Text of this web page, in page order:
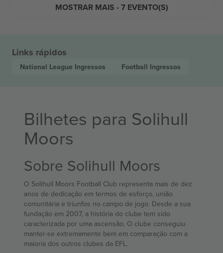
MOSTRAR MAIS - 7 EVENTO(S)
Links rápidos
National League Ingressos Football Ingressos
Bilhetes para Solihull
Moors
Sobre Solihull Moors
O Solihull Moors Football Club representa mais de dez
anos de dedicação em termos de esforço, união
comunitária e triunfos no campo de jogo. Desde a sua
fundação em 2007, a história do clube tem sido
caracterizada por uma ascensão. O clube conseguiu
manter-se extremamente bem em comparação com a
maioria dos outros clubes da EFL.